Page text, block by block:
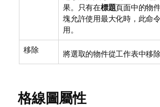
果。只有在標題頁面中的物
塊允許使用最大化時，此命
用。
移除 將選取的物件從工作表中移除
格線圖屬性